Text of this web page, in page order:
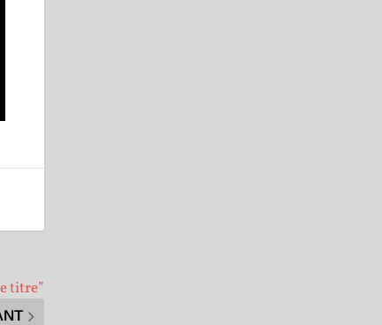
titre”